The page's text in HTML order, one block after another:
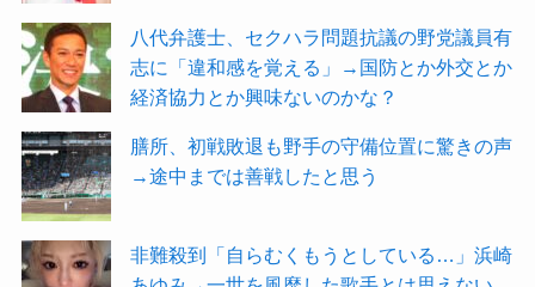
八代弁護士、セクハラ問題抗議の野党議員有
志に「違和感を覚える」→国防とか外交とか
経済協力とか興味ないのかな？
膳所、初戦敗退も野手の守備位置に驚きの声
→途中までは善戦したと思う
非難殺到「自らむくもうとしている…」浜崎